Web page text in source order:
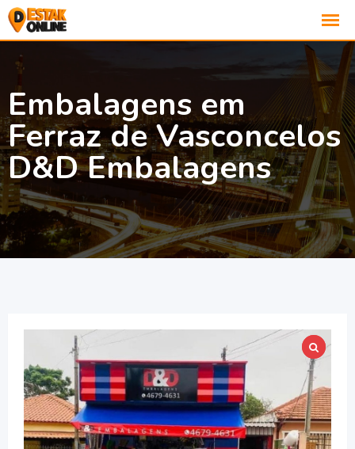
Embalagens em
Ferraz de Vasconcelos
D&D Embalagens